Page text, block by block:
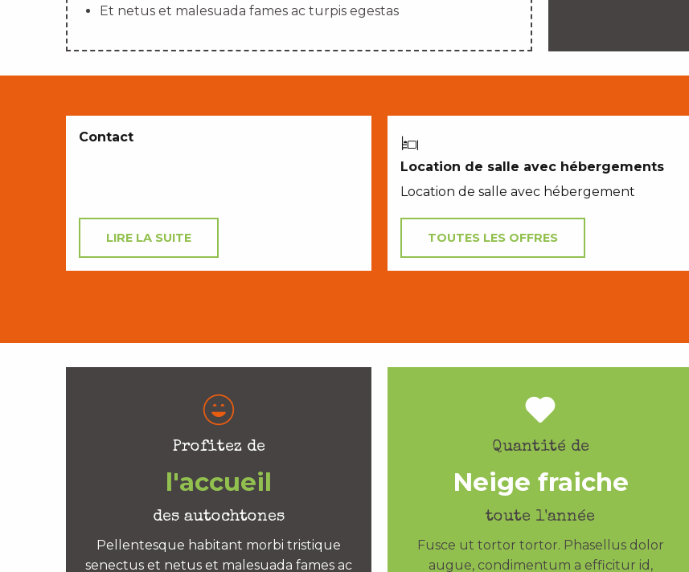
Et netus et malesuada fames ac turpis egestas
Contact
LIRE LA SUITE
Location de salle avec hébergements
Location de salle avec hébergement
TOUTES LES OFFRES
Profitez de
l'accueil
des autochtones
Pellentesque habitant morbi tristique
senectus et netus et malesuada fames ac
Quantité de
Neige fraiche
toute l'année
Fusce ut tortor tortor. Phasellus dolor
augue, condimentum a efficitur id,